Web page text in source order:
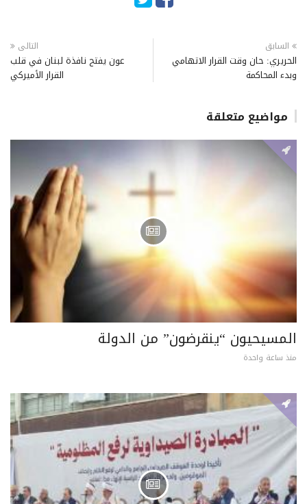
السابق
الحريري: حان وقت القرار الاتهامي
وبدء المحاكمة
التالى
عون يفتح نافذة لبنان في قلب
القرار الأميركي
مواضيع متعلقة
المسيحيون “ينقرضون” من الدولة
منذ ساعة واحدة